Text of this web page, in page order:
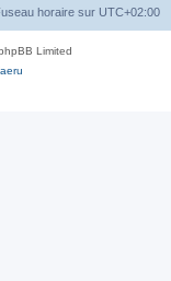
horaire sur UTC+02:00
Limited